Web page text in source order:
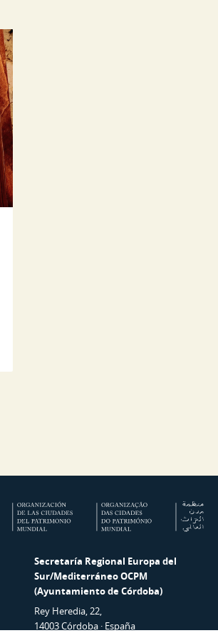
Secretaría Regional Europa del
Sur/Mediterráneo OCPM
(Ayuntamiento de Córdoba)
Rey Heredia, 22,
14003 Córdoba · España